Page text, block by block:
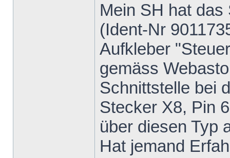
Mein SH hat
(Ident-Nr
Aufkleber
gemäss
Schnittstelle bei
Stecker X8, Pin
über diesen Typ
Hat jemand